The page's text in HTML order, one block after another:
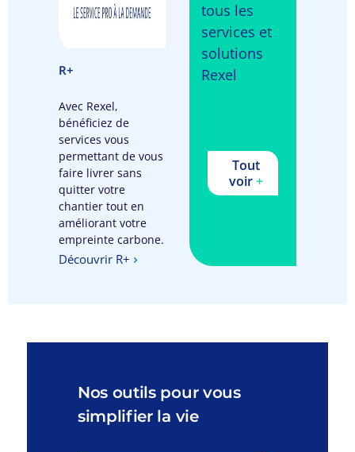
R+
Avec Rexel,
bénéficiez de
services vous
permettant de vous
faire livrer sans
quitter votre
chantier tout en
améliorant votre
empreinte carbone.
Découvrir R+
tous les
services et
solutions
Rexel
Tout
voir+
Nos outils pour vous
simplifier la vie